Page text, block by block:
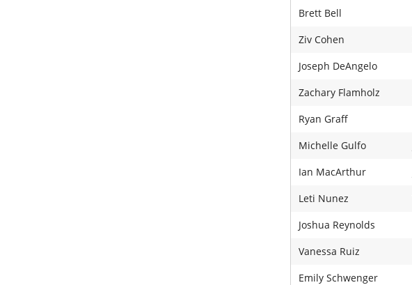
Brett Bell
Ziv Cohen
Joseph DeAngelo
Zachary Flamholz
Ryan Graff
Michelle Gulfo
Ian MacArthur
Leti Nunez
Joshua Reynolds
Vanessa Ruiz
Emily Schwenger